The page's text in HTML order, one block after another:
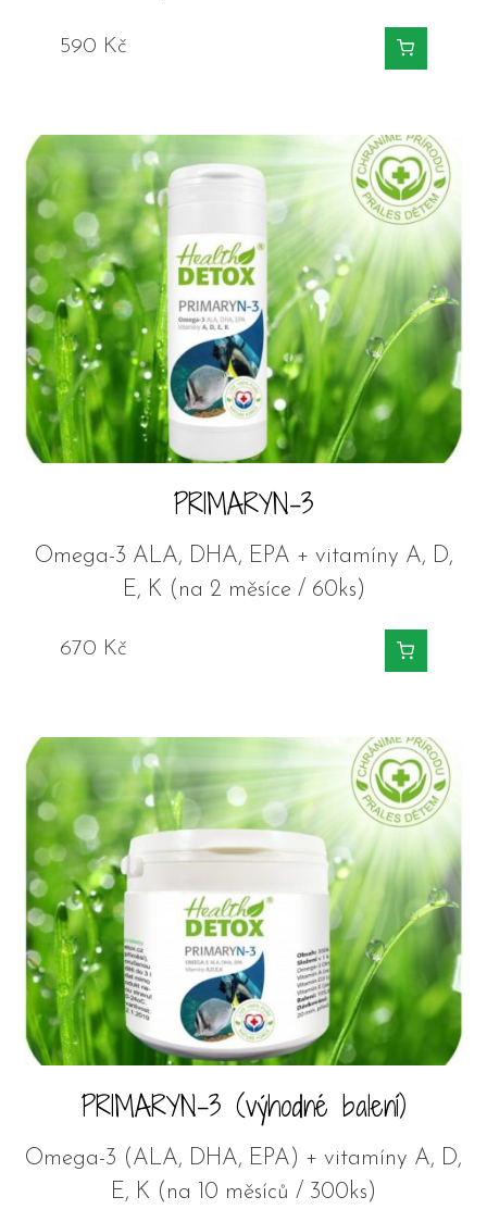
590 Kč
PRIMARYN-3
Omega-3 ALA, DHA, EPA + vitamíny A, D,
E, K (na 2 měsíce / 60ks)
670 Kč
PRIMARYN-3 (výhodné balení)
Omega-3 (ALA, DHA, EPA) + vitamíny A, D,
E, K (na 10 měsíců / 300ks)